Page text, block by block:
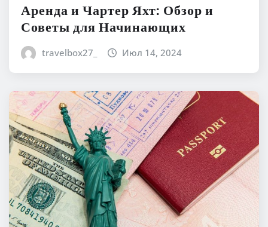
Аренда и Чартер Яхт: Обзор и
Советы для Начинающих
travelbox27_ Июл 14, 2024